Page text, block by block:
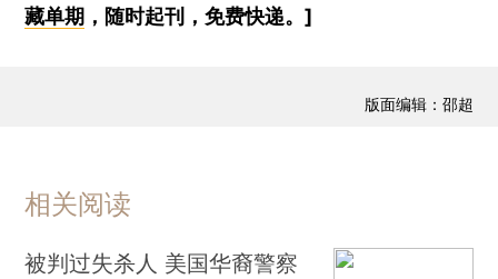
藏单期 ，随时起刊，免费快递。]
版面编辑：邵超
相关阅读
被判过失杀人 美国华裔警察